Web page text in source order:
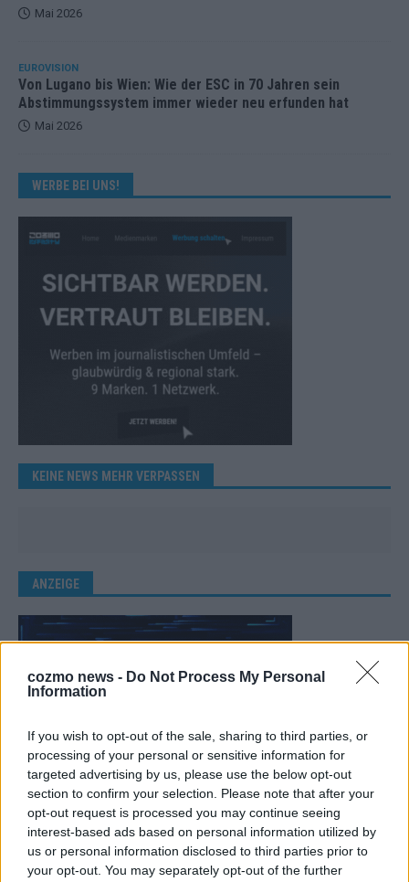
cozmo news - Do Not Process My Personal
Information
If you wish to opt-out of the sale, sharing to third parties, or
processing of your personal or sensitive information for
targeted advertising by us, please use the below opt-out
section to confirm your selection. Please note that after your
opt-out request is processed you may continue seeing
interest-based ads based on personal information utilized by
us or personal information disclosed to third parties prior to
your opt-out. You may separately opt-out of the further
Mai 2026
EUROVISION
Von Lugano bis Wien: Wie der ESC in 70 Jahren sein
Abstimmungssystem immer wieder neu erfunden hat
Mai 2026
WERBE BEI UNS!
KEINE NEWS MEHR VERPASSEN
ANZEIGE